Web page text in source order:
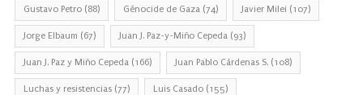
Gustavo Petro (88) Génocide de Gaza (74) Javier Milei (107)
Jorge Elbaum (67) Juan J. Paz-y-Miño Cepeda (93)
Juan J. Paz y Miño Cepeda (166) Juan Pablo Cárdenas S. (108)
Luchas y resistencias (77) Luis Casado (155)